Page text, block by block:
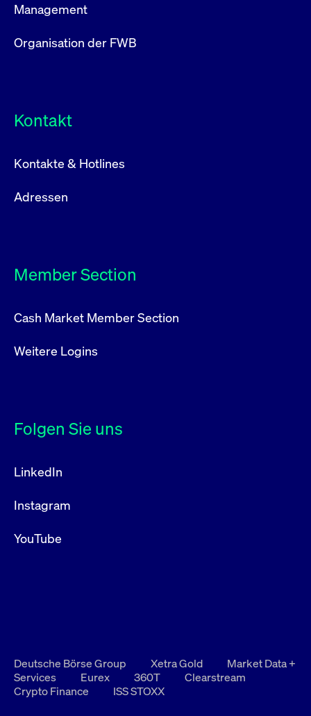
Management
Organisation der FWB
Kontakt
Kontakte & Hotlines
Adressen
Member Section
Cash Market Member Section
Weitere Logins
Folgen Sie uns
LinkedIn
Instagram
YouTube
Deutsche Börse Group Xetra Gold
Market Data +
Services
Eurex 360T
Clearstream
Crypto Finance
ISS STOXX